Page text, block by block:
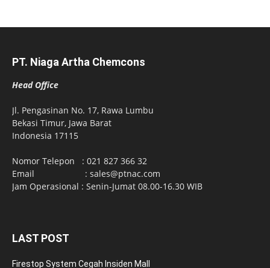
PT. Niaga Artha Chemcons
Head Office
Jl. Pengasinan No. 17, Rawa Lumbu
Bekasi Timur, Jawa Barat
Indonesia 17115
Nomor Telepon : 021 827 366 32
Email : sales@ptnac.com
Jam Operasional : Senin-Jumat 08.00-16.30 WIB
LAST POST
Firestop System Cegah Insiden Mall